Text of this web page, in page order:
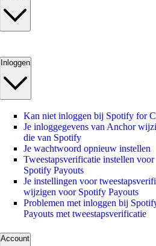
Inloggen
Kan niet inloggen bij Spotify for
Je inloggegevens van Anchor
die van Spotify
Je wachtwoord opnieuw instellen
Tweestapsverificatie instellen voor
Spotify Payouts
Je instellingen voor
wijzigen voor Spotify Payouts
Problemen met inloggen bij
Payouts met tweestapsverificatie
Account